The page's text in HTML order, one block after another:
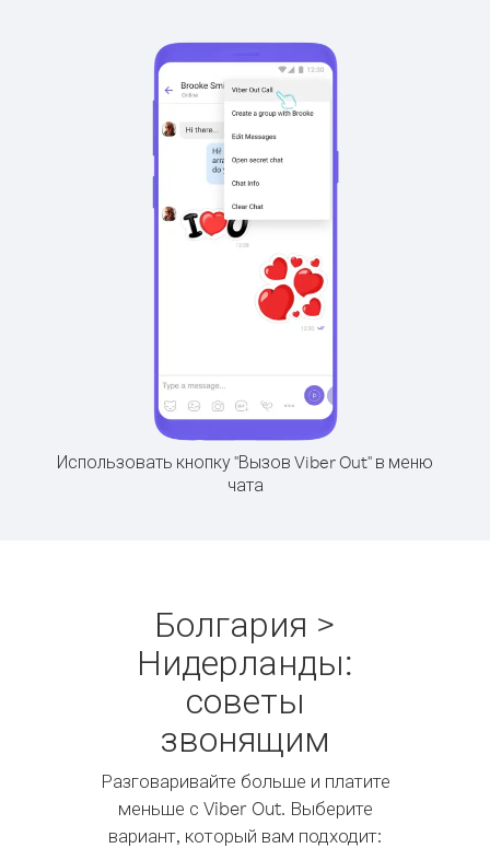
Использовать кнопку "Вызов Viber Out" в меню
чата
Болгария >
Нидерланды:
советы
звонящим
Разговаривайте больше и платите
меньше с Viber Out. Выберите
вариант, который вам подходит: